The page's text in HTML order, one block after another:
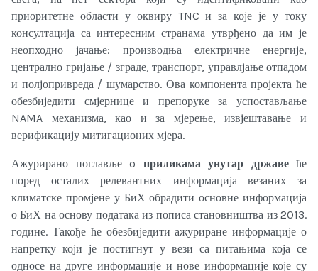
приоритетне области у оквиру TNC и за које је у току
консултација са интересним странама утврђено да им је
неопходно јачање: производња електричне енергије,
централно гријање / зграде, транспорт, управлјање отпадом
и полјопривреда / шумарство. Ова компонента пројекта ће
обезбиједити смјернице и препоруке за успостављање
NAMA механизма, као и за мјерење, извјештавање и
верификацију митигационих мјера.
Ажурирано поглавље o приликама унутар државеће
поред осталих релевантних информација везаних за
климатске промјене у БиХ обрадити основне информација
о БиХ на основу података из пописа становништва из 2013.
године. Такође ће обезбиједити ажуриране информације о
напретку који је постигнут у вези са питањима која се
односе на друге информације и нове информације које су